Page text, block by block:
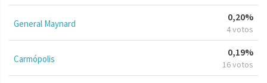
General Maynard
0,20%
4 votos
Carmópolis
0,19%
16 votos